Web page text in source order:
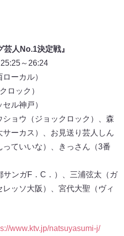
芸人No.1決定戦』
25:25～26:24
ーカル）
ロック）
ル神戸）
ョウ（ジョックロック）、森
ーカス）、お見送り芸人しん
ていいな）、きっさん（3番
ンガF．C．）、三浦弦太（ガ
ッソ大阪）、宮代大聖（ヴィ
www.ktv.jp/natsuyasumi-j/